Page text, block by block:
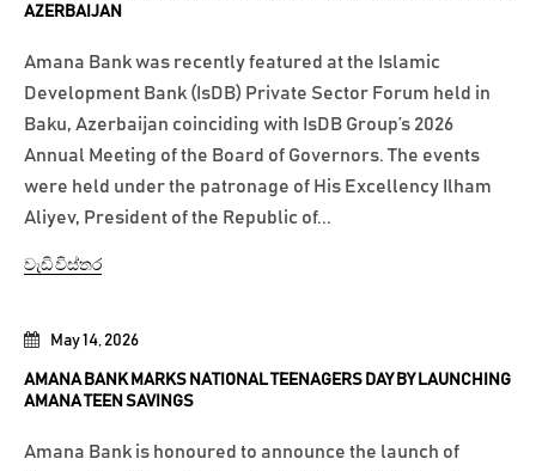
May 14, 2026
AMANA BANK MARKS NATIONAL TEENAGERS DAY BY LAUNCHING
AMANA TEEN SAVINGS
Amana Bank is honoured to announce the launch of
AZERBAIJAN
Amana Bank was recently featured at the Islamic
Development Bank (IsDB) Private Sector Forum held in
Baku, Azerbaijan coinciding with IsDB Group’s 2026
Annual Meeting of the Board of Governors. The events
were held under the patronage of His Excellency Ilham
Aliyev, President of the Republic of...
වැඩි විස්තර